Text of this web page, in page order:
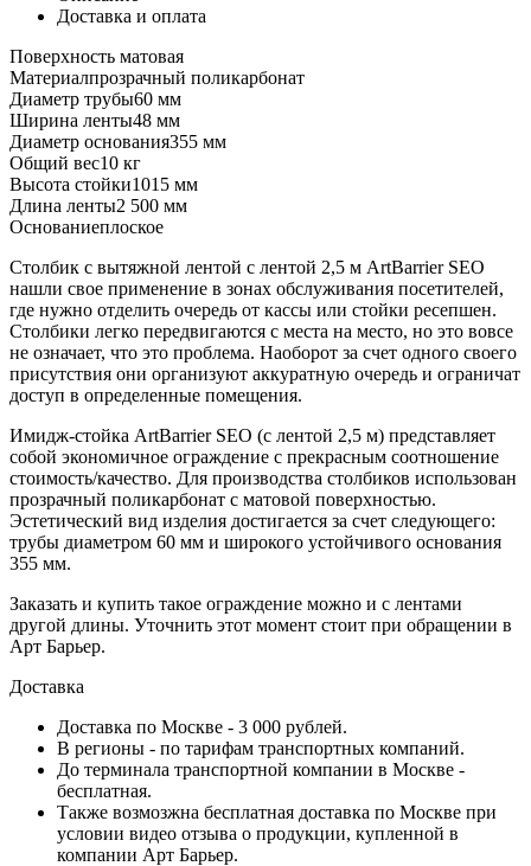
Доставка и оплата
Поверхность матовая
Материалпрозрачный поликарбонат
Диаметр трубы60 мм
Ширина ленты48 мм
Диаметр основания355 мм
Общий вес10 кг
Высота стойки1015 мм
Длина ленты2 500 мм
Основаниеплоское
Столбик с вытяжной лентой с лентой 2,5 м ArtBarrier SEO
нашли свое применение в зонах обслуживания посетителей,
где нужно отделить очередь от кассы или стойки ресепшен.
Столбики легко передвигаются с места на место, но это вовсе
не означает, что это проблема. Наоборот за счет одного своего
присутствия они организуют аккуратную очередь и ограничат
доступ в определенные помещения.
Имидж-стойка ArtBarrier SEO (с лентой 2,5 м) представляет
собой экономичное ограждение с прекрасным соотношение
стоимость/качество. Для производства столбиков использован
прозрачный поликарбонат с матовой поверхностью.
Эстетический вид изделия достигается за счет следующего:
трубы диаметром 60 мм и широкого устойчивого основания
355 мм.
Заказать и купить такое ограждение можно и с лентами
другой длины. Уточнить этот момент стоит при обращении в
Арт Барьер.
Доставка
Доставка по Москве - 3 000 рублей.
В регионы - по тарифам транспортных компаний.
До терминала транспортной компании в Москве -
бесплатная.
Также возмозжна бесплатная доставка по Москве при
условии видео отзыва о продукции, купленной в
компании Арт Барьер.